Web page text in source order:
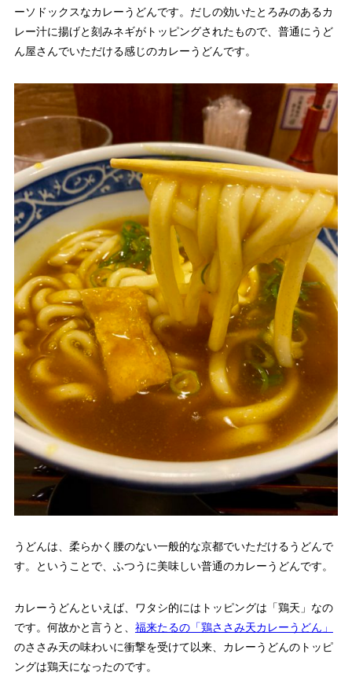
ーソドックスなカレーうどんです。だしの効いたとろみのあるカ
レー汁に揚げと刻みネギがトッピングされたもので、普通にうど
ん屋さんでいただける感じのカレーうどんです。
うどんは、柔らかく腰のない一般的な京都でいただけるうどんで
す。ということで、ふつうに美味しい普通のカレーうどんです。
カレーうどんといえば、ワタシ的にはトッピングは「鶏天」なの
です。何故かと言うと、 福来たるの「鶏ささみ天カレーうどん」
のささみ天の味わいに衝撃を受けて以来、カレーうどんのトッピ
ングは鶏天になったのです。